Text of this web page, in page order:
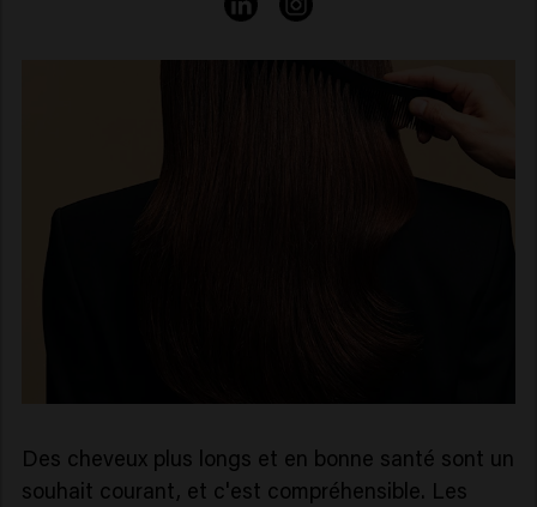
Des cheveux plus longs et en bonne santé sont un
souhait courant, et c'est compréhensible. Les